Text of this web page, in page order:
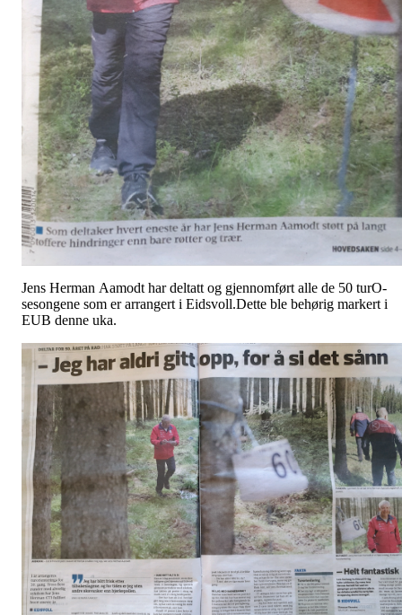
Jens Herman Aamodt har deltatt og gjennomført alle de 50 turO-
sesongene som er arrangert i Eidsvoll.Dette ble behørig markert i
EUB denne uka.